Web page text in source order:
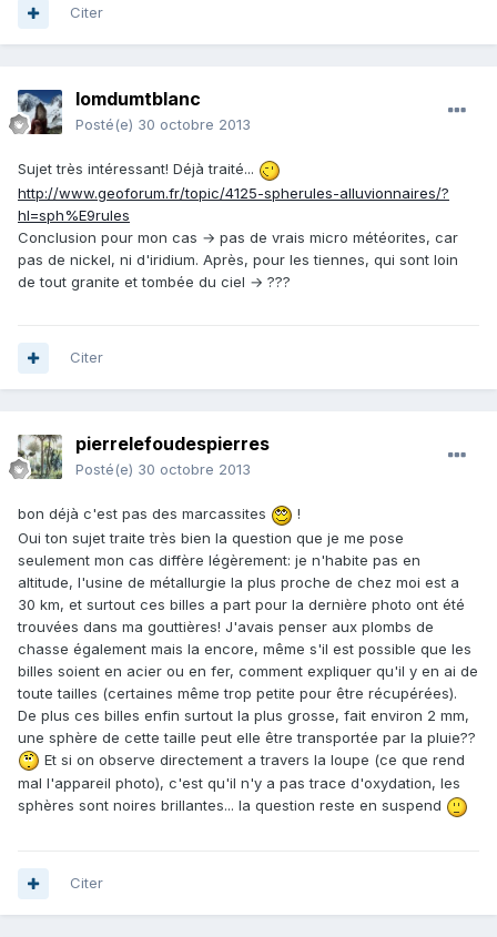
Citer
lomdumtblanc
Posté(e) 30 octobre 2013
Sujet très intéressant! Déjà traité...
http://www.geoforum.fr/topic/4125-spherules-alluvionnaires/?
hl=sph%E9rules
Conclusion pour mon cas → pas de vrais micro météorites, car
pas de nickel, ni d'iridium. Après, pour les tiennes, qui sont loin
de tout granite et tombée du ciel → ???
Citer
pierrelefoudespierres
Posté(e) 30 octobre 2013
bon déjà c'est pas des marcassites
!
Oui ton sujet traite très bien la question que je me pose
seulement mon cas diffère légèrement: je n'habite pas en
altitude, l'usine de métallurgie la plus proche de chez moi est a
30 km, et surtout ces billes a part pour la dernière photo ont été
trouvées dans ma gouttières! J'avais penser aux plombs de
chasse également mais la encore, même s'il est possible que les
billes soient en acier ou en fer, comment expliquer qu'il y en ai de
toute tailles (certaines même trop petite pour être récupérées).
De plus ces billes enfin surtout la plus grosse, fait environ 2 mm,
une sphère de cette taille peut elle être transportée par la pluie??
Et si on observe directement a travers la loupe (ce que rend
mal l'appareil photo), c'est qu'il n'y a pas trace d'oxydation, les
sphères sont noires brillantes... la question reste en suspend
Citer